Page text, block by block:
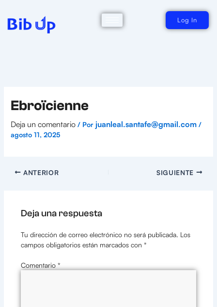
contenido
Log In
Ebroïcienne
Deja un comentario / Por juanleal.santafe@gmail.com /
agosto 11, 2025
ANTERIOR SIGUIENTE
Deja una respuesta
Tu dirección de correo electrónico no será publicada. Los
campos obligatorios están marcados con *
Comentario *